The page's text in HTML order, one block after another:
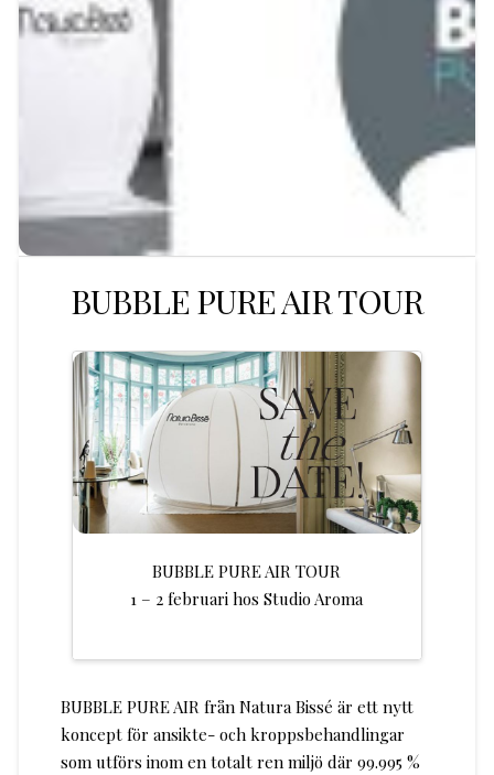
BUBBLE PURE AIR TOUR
BUBBLE PURE AIR TOUR
1 – 2 februari hos Studio Aroma
BUBBLE PURE AIR från Natura Bissé är ett nytt
koncept för ansikte- och kroppsbehandlingar
som utförs inom en totalt ren miljö där 99.995 %